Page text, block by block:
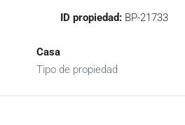
ID propiedad: BP-21733
Casa
Tipo de propiedad